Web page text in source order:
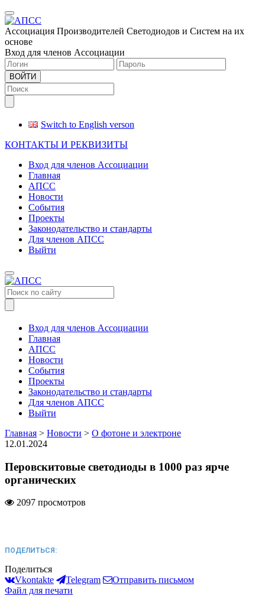
Меню
Ассоциация Производителей Светодиодов и Систем на их
основе
Вход для членов Ассоциации
ВОЙТИ
Switch to English verson
КОНТАКТЫ И РЕКВИЗИТЫ
Вход для членов Ассоциации
Главная
АПСС
Новости
События
Проекты
Законодательство и стандарты
Для членов АПСС
Выйти
Меню
Вход для членов Ассоциации
Главная
АПСС
Новости
События
Проекты
Законодательство и стандарты
Для членов АПСС
Выйти
Главная > Новости > О фотоне и электроне
12.01.2024
Перовскитовые светодиоды в 1000 раз ярче
органических
2097 просмотров
ПОДЕЛИТЬСЯ:
Поделиться
Vkontakte
Telegram
Отправить письмом
Файл для печати